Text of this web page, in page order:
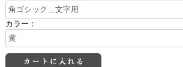
カラー：